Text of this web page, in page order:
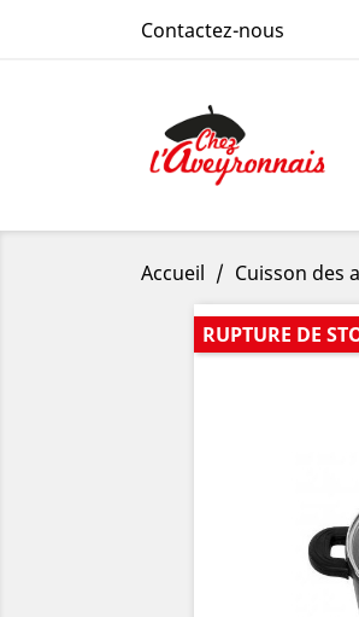
Contactez-nous
Accueil Cuisson des
RUPTURE DE